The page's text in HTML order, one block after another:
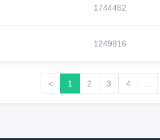
1744462
1249816
< 1 2 3 4